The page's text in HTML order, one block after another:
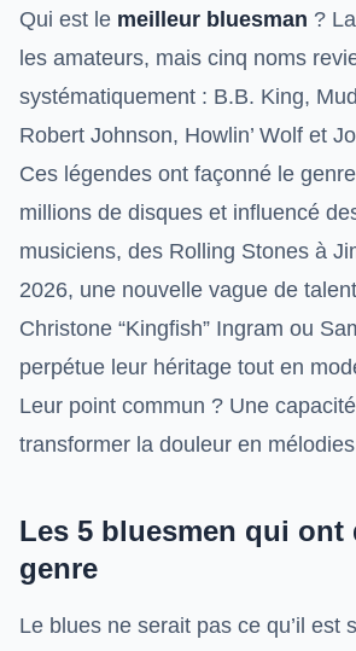
Qui est le meilleur bluesman ?
les amateurs, mais cinq noms
systématiquement : B.B. King,
Robert Johnson, Howlin’ Wolf et
Ces légendes ont façonné le
millions de disques et influencé
musiciens, des Rolling Stones à
2026, une nouvelle vague de
Christone “Kingfish” Ingram ou
perpétue leur héritage tout en
Leur point commun ? Une
transformer la douleur en
Les 5 bluesmen qui ont
genre
Le blues ne serait pas ce qu’il est